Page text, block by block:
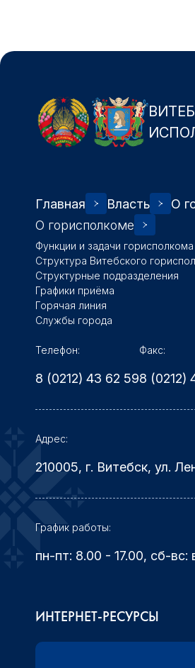
Главная Власть О
О горисполкоме
Функции и задачи горисполкома
Структура Витебского
Структурные подразделения
Графики приёма
Горячая линия
Службы города
Телефон:
8 (0212) 43 62 59
Факс:
8 (0212)
Адрес:
210005, г. Витебск, ул.
График работы:
пн-пт: 8.00 - 17.00, сб-
ИНТЕРНЕТ-РЕСУРСЫ